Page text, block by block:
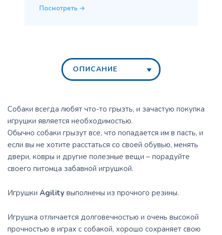
Посмотреть
ОПИСАНИЕ
Собаки всегда любят что-то грызть, и зачастую покупка
игрушки является необходимостью.
Обычно собаки грызут все, что попадается им в пасть, и
если вы не хотите расстаться со своей обувью, менять
двери, ковры и другие полезные вещи – порадуйте
своего питомца забавной игрушкой.
Игрушки Agility выполнены из прочного резины.
Игрушка отличается долговечностью и очень высокой
прочностью в играх с собакой, хорошо сохраняет свою